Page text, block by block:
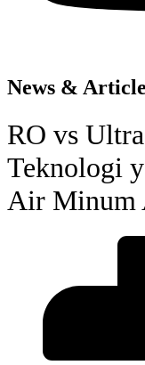
News &
RO vs
Teknologi
Air Minum